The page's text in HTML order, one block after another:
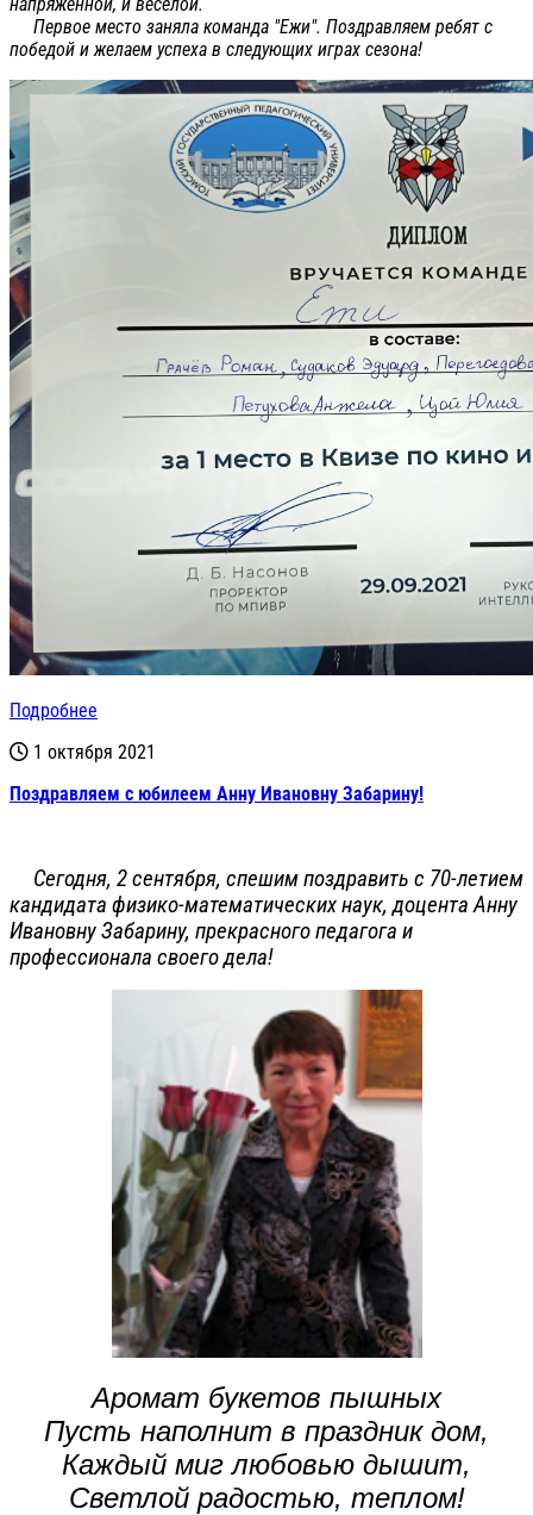
Первое место заняла команда "Ежи". Поздравляем ребят с
победой и желаем успеха в следующих играх сезона!
Подробнее
1 октября 2021
Поздравляем с юбилеем Анну Ивановну Забарину!
Сегодня, 2 сентября, спешим поздравить с 70-летием
кандидата физико-математических наук, доцента Анну
Ивановну Забарину, прекрасного педагога и
профессионала своего дела!
Аромат букетов пышных
Пусть наполнит в праздник дом,
Каждый миг любовью дышит,
Светлой радостью, теплом!